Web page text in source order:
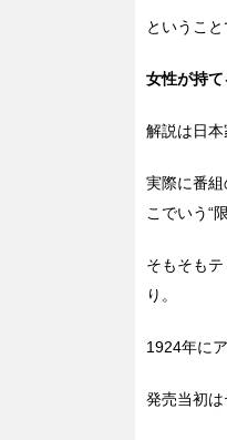
ということ
女性が持
解説は日本
実際に番
こでいう“
そもそも
り。
1924年に
発売当初